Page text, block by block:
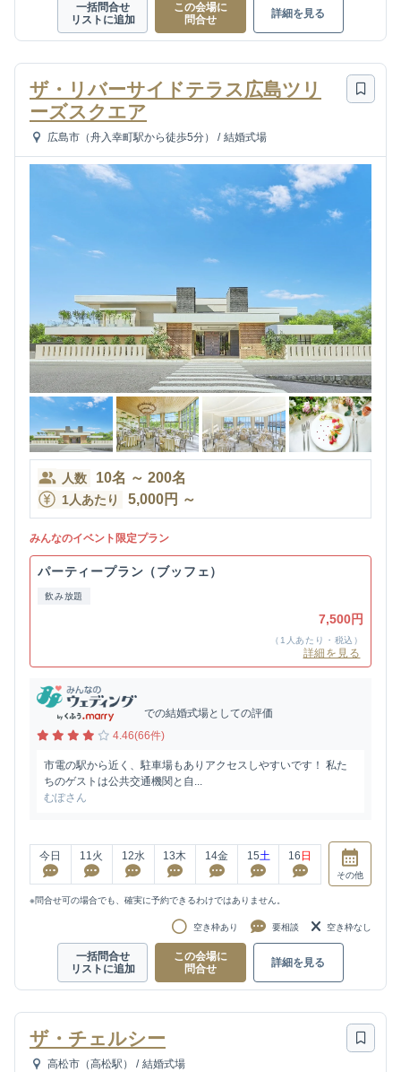
一括問合せ
リストに追加
この会場に
問合せ
詳細を見る
ザ・リバーサイドテラス広島ツリ
ーズスクエア
広島市（舟入幸町駅から徒歩5分） / 結婚式場
人数 10名 ～ 200名
1人あたり 5,000円 ～
みんなのイベント限定プラン
パーティープラン（ブッフェ）
飲み放題
7,500円
（1人あたり・税込）
詳細を見る
での結婚式場としての評価
4.46(66件)
市電の駅から近く、駐車場もありアクセスしやすいです！ 私た
ちのゲストは公共交通機関と自...
むぽさん
今日 11 火 12水 13木 14金 15土 16 日
その他
※問合せ可の場合でも、確実に予約できるわけではありません。
空き枠あり 要相談 空き枠なし
一括問合せ
リストに追加
この会場に
問合せ
詳細を見る
ザ・チェルシー
高松市（高松駅） / 結婚式場